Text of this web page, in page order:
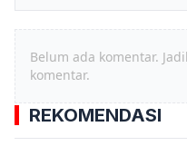
Belum ada komentar.
komentar.
REKOMENDASI